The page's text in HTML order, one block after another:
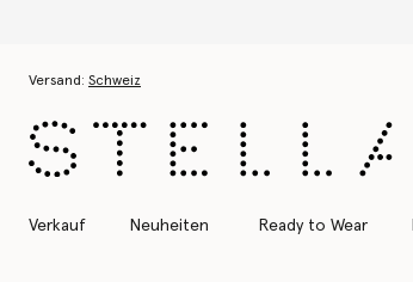
Versand: Schweiz
Verkauf Neuheiten Ready to Wear